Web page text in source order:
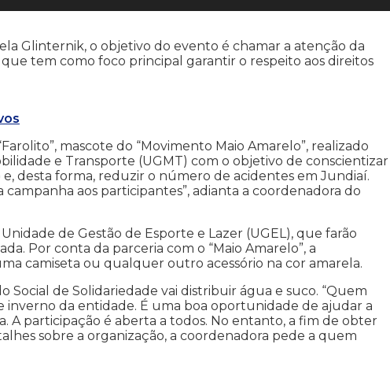
Glinternik, o objetivo do evento é chamar a atenção da
tem como foco principal garantir o respeito aos direitos
mascote do “Movimento Maio Amarelo”, realizado
e Transporte (UGMT) com o objetivo de conscientizar
desta forma, reduzir o número de acidentes em Jundiaí.
aos participantes”, adianta a coordenadora do
de Gestão de Esporte e Lazer (UGEL), que farão
Por conta da parceria com o “Maio Amarelo”, a
camiseta ou qualquer outro acessório na cor amarela.
Social de Solidariedade vai distribuir água e suco. “Quem
inverno da entidade. É uma boa oportunidade de ajudar a
A participação é aberta a todos. No entanto, a fim de obter
sobre a organização, a coordenadora pede a quem